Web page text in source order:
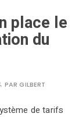
place le
du
PARGILBERT
de tarifs